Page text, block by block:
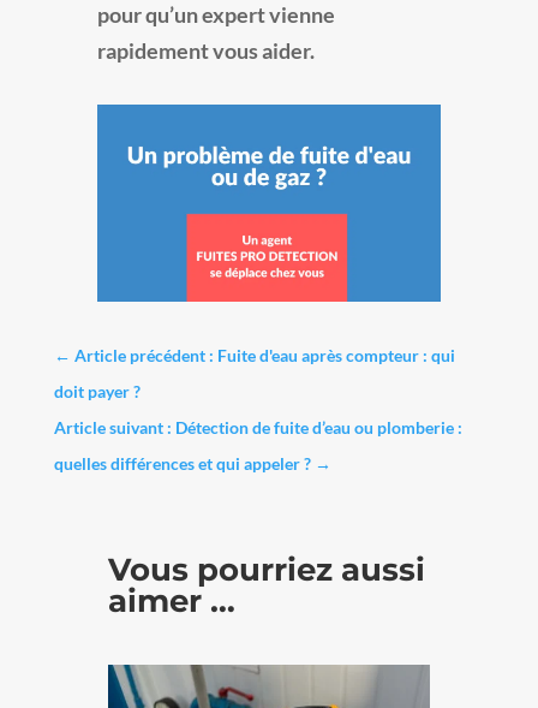
pour qu’un expert vienne
rapidement vous aider.
← Article précédent : Fuite d'eau après compteur : qui
doit payer ?
Article suivant : Détection de fuite d’eau ou plomberie :
quelles différences et qui appeler ?→
Vous pourriez aussi
aimer …